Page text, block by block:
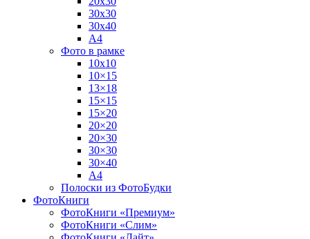
30х30
30х40
А4
Фото в рамке
10х10
10×15
13×18
15×15
15×20
20×20
20×30
30×30
30×40
A4
Полоски из ФотоБудки
ФотоКниги
ФотоКниги «Премиум»
ФотоКниги «Слим»